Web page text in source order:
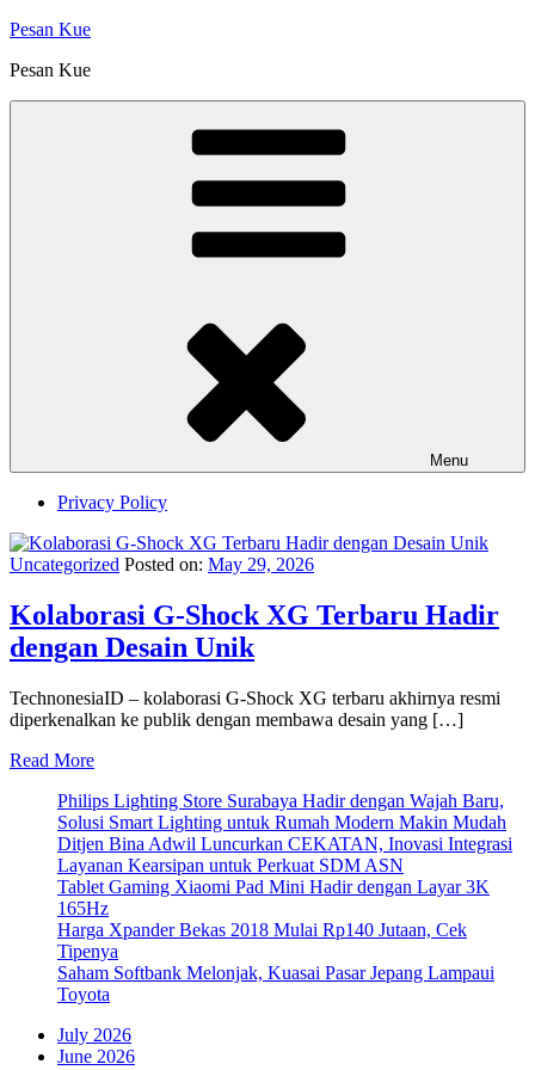
Skip
content
Pesan Kue
Pesan Kue
Menu
Privacy Policy
Uncategorized Posted on: May 29, 2026
Kolaborasi G-Shock XG Terbaru Hadir
dengan Desain Unik
TechnonesiaID – kolaborasi G-Shock XG terbaru akhirnya resmi
diperkenalkan ke publik dengan membawa desain yang […]
Read More
Philips Lighting Store Surabaya Hadir dengan Wajah Baru,
Solusi Smart Lighting untuk Rumah Modern Makin Mudah
Ditjen Bina Adwil Luncurkan CEKATAN, Inovasi Integrasi
Layanan Kearsipan untuk Perkuat SDM ASN
Tablet Gaming Xiaomi Pad Mini Hadir dengan Layar 3K
165Hz
Harga Xpander Bekas 2018 Mulai Rp140 Jutaan, Cek
Tipenya
Saham Softbank Melonjak, Kuasai Pasar Jepang Lampaui
Toyota
July 2026
June 2026